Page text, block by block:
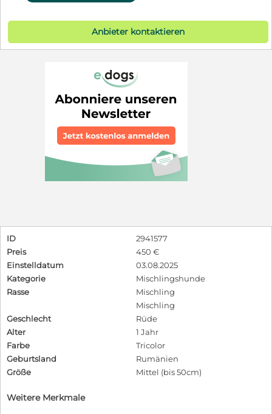
Anbieter kontaktieren
ID
2941577
Preis
450 €
Einstelldatum
03.08.2025
Kategorie
Mischlingshunde
Rasse
Mischling
Mischling
Geschlecht
Rüde
Alter
1 Jahr
Farbe
Tricolor
Geburtsland
Rumänien
Größe
Mittel (bis 50cm)
Weitere Merkmale